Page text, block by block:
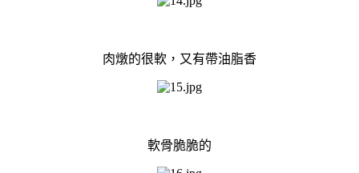
肉燉的很軟，又有帶油脂香
軟骨脆脆的